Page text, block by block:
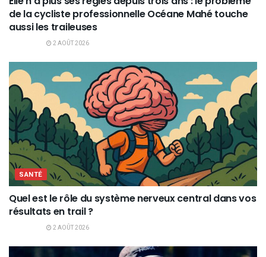
de la cycliste professionnelle Océane Mahé touche
aussi les traileuses
2 AOÛT 2026
SANTÉ
Quel est le rôle du système nerveux central dans vos
résultats en trail ?
2 AOÛT 2026